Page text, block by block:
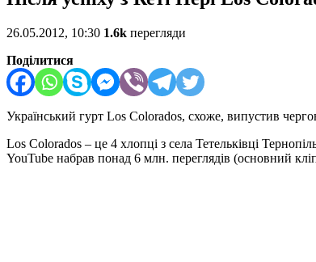
26.05.2012, 10:30 1.6k перегляди
Поділитися
Український гурт Los Colorados, схоже, випустив
Los Colorados – це 4 хлопці з села Тетельківці
YouTube набрав понад 6 млн. переглядів (основний